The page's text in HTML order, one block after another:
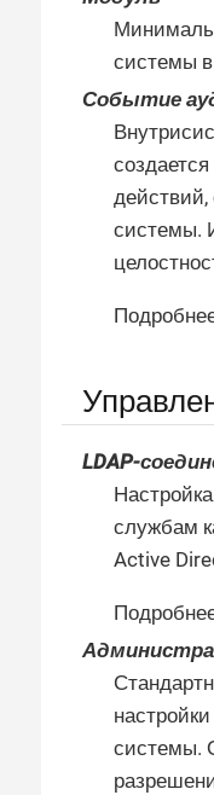
системы
Событие
действий,
системы.
LDAP-
службам
Active
системы.